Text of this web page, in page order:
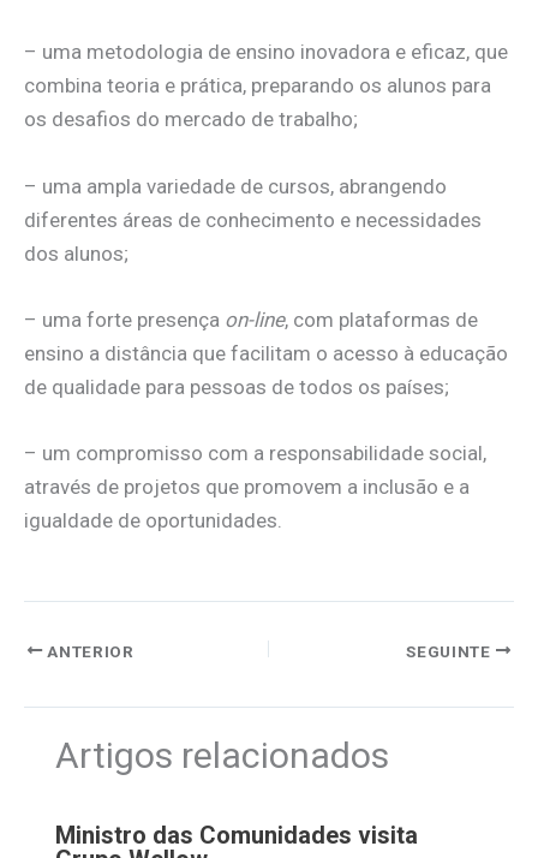
– uma metodologia de ensino inovadora e eficaz, que
combina teoria e prática, preparando os alunos para
os desafios do mercado de trabalho;
– uma ampla variedade de cursos, abrangendo
diferentes áreas de conhecimento e necessidades
dos alunos;
– uma forte presença on-line, com plataformas de
ensino a distância que facilitam o acesso à educação
de qualidade para pessoas de todos os países;
– um compromisso com a responsabilidade social,
através de projetos que promovem a inclusão e a
igualdade de oportunidades.
ANTERIOR SEGUINTE
Artigos relacionados
Ministro das Comunidades visita